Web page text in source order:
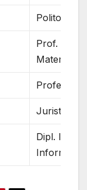
Politolog
Prof.
Matematike
Profesor
Jurist
Dipl. Ing.
Informatikë